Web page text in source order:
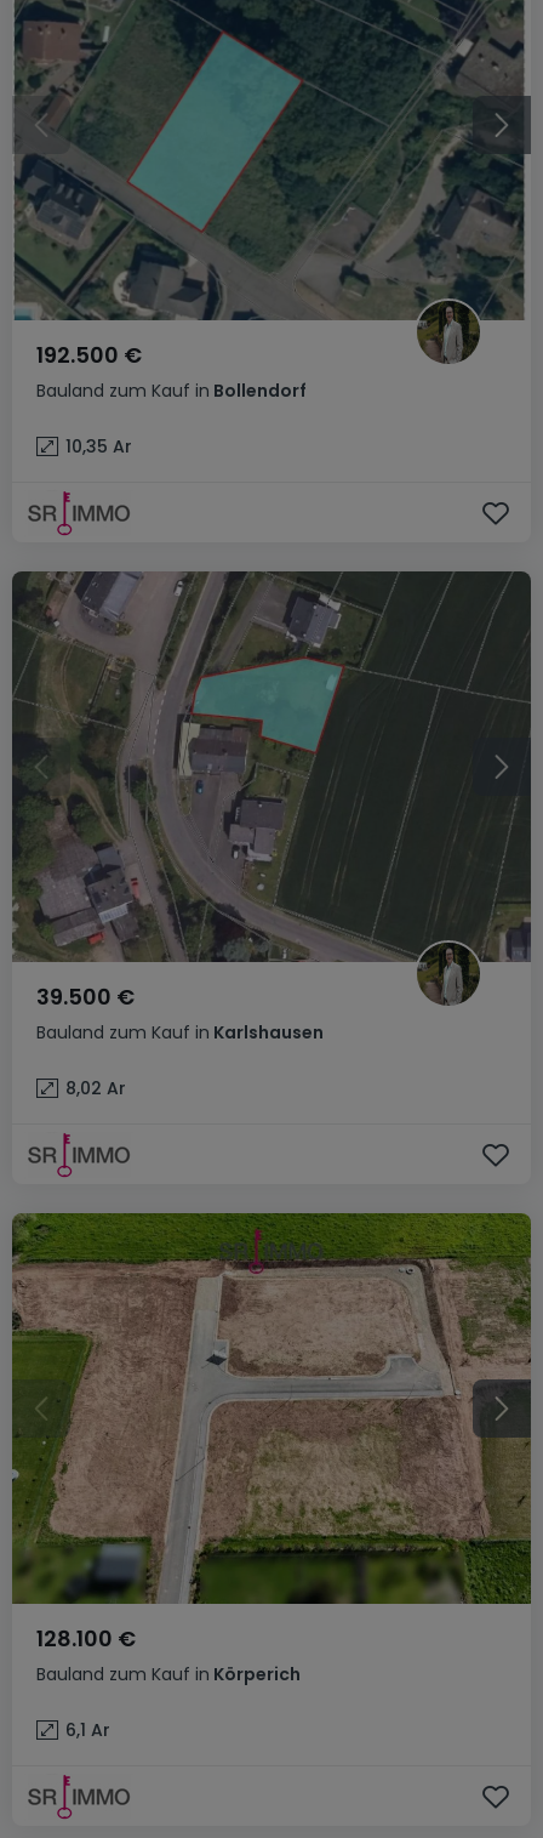
Bauland zum Kauf in Bollendorf
192.500 €
10,35 Ar
Bauland zum Kauf in Karlshausen
39.500 €
8,02 Ar
Bauland zum Kauf in Körperich
128.100 €
6,1 Ar